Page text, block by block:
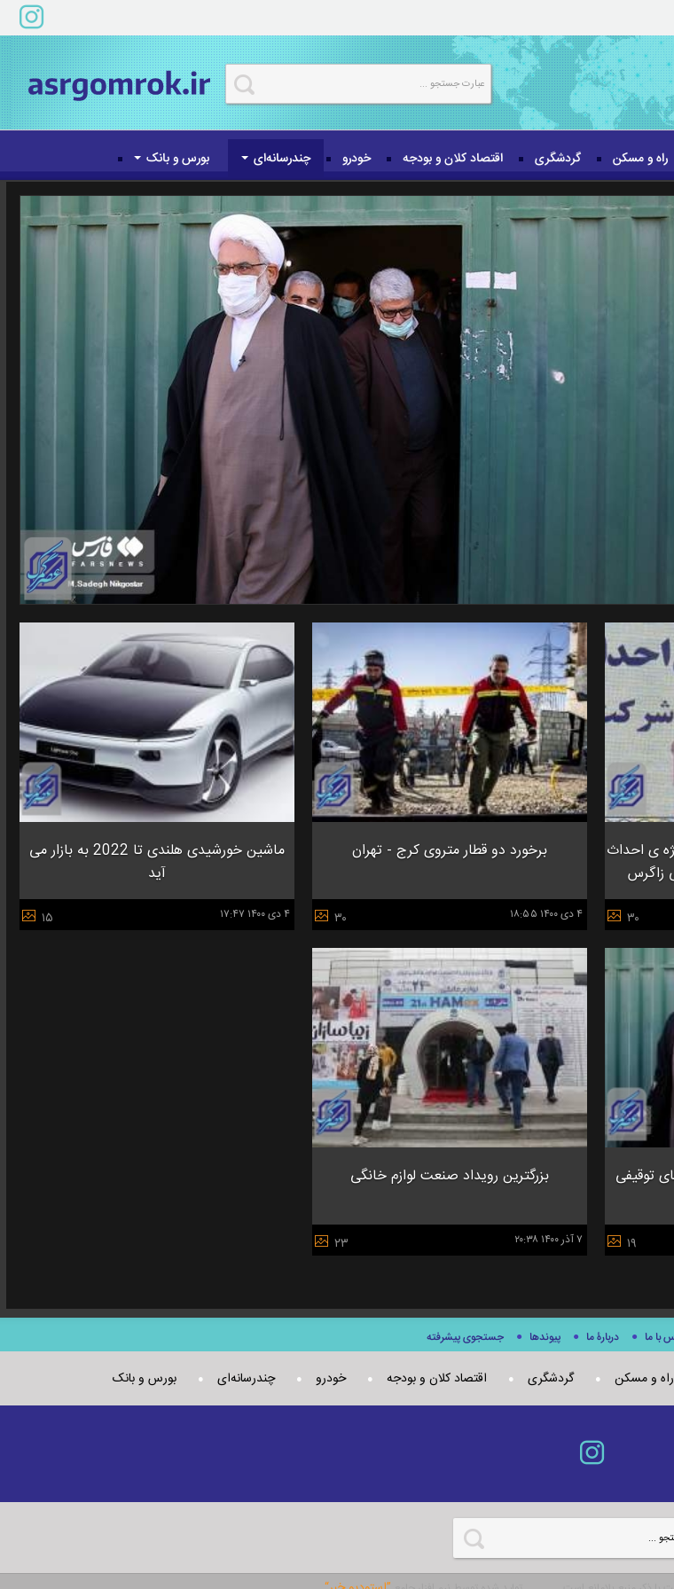
راه و مسکن گردشگری اقتصاد کلان و بودجه خودرو چندرسانه‌ای بورس و بانک
ی احداث
زاگرس
۳۰
برخورد دو قطار متروی کرج - تهران
۴ دی ۱۴۰۰ ۱۸:۵۵ ۳۰
ماشین خورشیدی هلندی تا 2022 به بازار می
آید
۴ دی ۱۴۰۰ ۱۷:۴۷ ۱۵
توقیفی
۱۹
بزرگترین رویداد صنعت لوازم خانگی
۷ آذر ۱۴۰۰ ۲۰:۳۸ ۲۳
با ما دربارۀ ما پيوندها جستجوی پيشرفته
راه و مسکن گردشگری اقتصاد کلان و بودجه خودرو چندرسانه‌ای بورس و بانک